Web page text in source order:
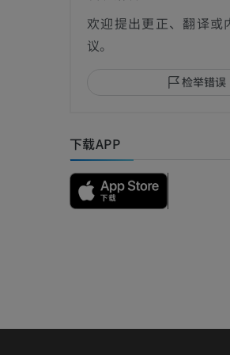
欢迎提出更正、翻译或
议。
检举错误
下载APP